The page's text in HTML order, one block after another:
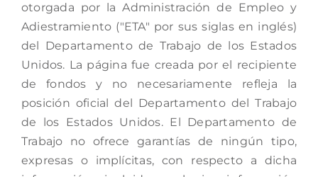
otorgada por la Administración de Empleo y
Adiestramiento ("ETA" por sus siglas en inglés)
del Departamento de Trabajo de los Estados
Unidos. La página fue creada por el recipiente
de fondos y no necesariamente refleja la
posición oficial del Departamento del Trabajo
de los Estados Unidos. El Departamento de
Trabajo no ofrece garantías de ningún tipo,
expresas o implícitas, con respecto a dicha